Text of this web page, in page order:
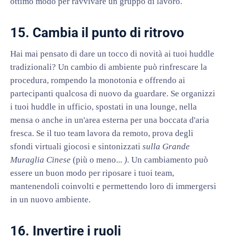
15. Cambia il punto di ritrovo
Hai mai pensato di dare un tocco di novità ai tuoi huddle
tradizionali? Un cambio di ambiente può rinfrescare la
procedura, rompendo la monotonia e offrendo ai
partecipanti qualcosa di nuovo da guardare. Se organizzi
i tuoi huddle in ufficio, spostati in una lounge, nella
mensa o anche in un'area esterna per una boccata d'aria
fresca. Se il tuo team lavora da remoto, prova degli
sfondi virtuali giocosi e sintonizzati sulla Grande
Muraglia Cinese (più o meno... ). Un cambiamento può
essere un buon modo per riposare i tuoi team,
mantenendoli coinvolti e permettendo loro di immergersi
in un nuovo ambiente.
16. Invertire i ruoli